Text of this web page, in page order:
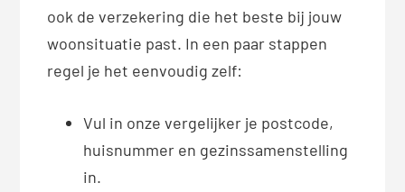
ook de verzekering die het beste bij jouw
woonsituatie past. In een paar stappen
regel je het eenvoudig zelf:
Vul in onze vergelijker je postcode,
huisnummer en gezinssamenstelling
in.